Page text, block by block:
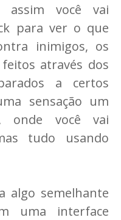
assim você vai
para ver o que
inimigos, os
através dos
a certos
sensação um
onde você vai
tudo usando
algo semelhante
uma interface